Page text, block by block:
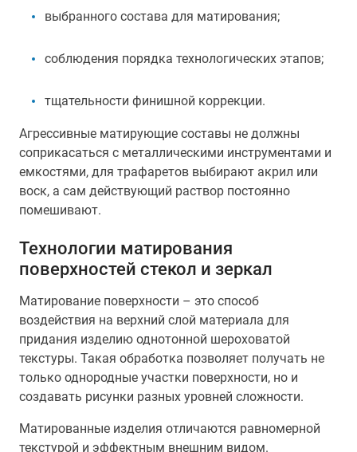
выбранного состава для матирования;
соблюдения порядка технологических этапов;
тщательности финишной коррекции.
Агрессивные матирующие составы не должны
соприкасаться с металлическими инструментами и
емкостями, для трафаретов выбирают акрил или
воск, а сам действующий раствор постоянно
помешивают.
Технологии матирования
поверхностей стекол и зеркал
Матирование поверхности – это способ
воздействия на верхний слой материала для
придания изделию однотонной шероховатой
текстуры. Такая обработка позволяет получать не
только однородные участки поверхности, но и
создавать рисунки разных уровней сложности.
Матированные изделия отличаются равномерной
текстурой и эффектным внешним видом.